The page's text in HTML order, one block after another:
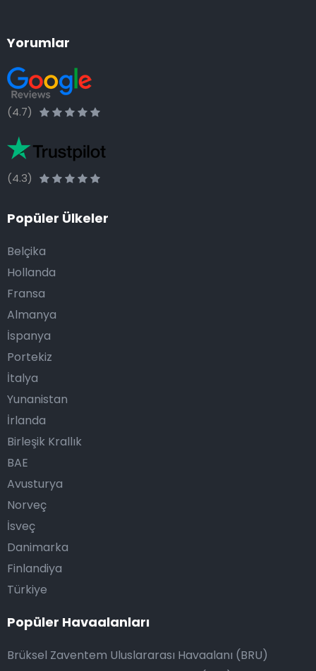
Yorumlar
(4.7)
(4.3)
Popüler Ülkeler
Belçika
Hollanda
Fransa
Almanya
İspanya
Portekiz
İtalya
Yunanistan
İrlanda
Birleşik Krallık
BAE
Avusturya
Norveç
İsveç
Danimarka
Finlandiya
Türkiye
Popüler Havaalanları
Brüksel Zaventem Uluslararası Havaalanı (BRU)